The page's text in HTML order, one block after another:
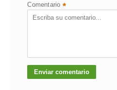
Comentario *